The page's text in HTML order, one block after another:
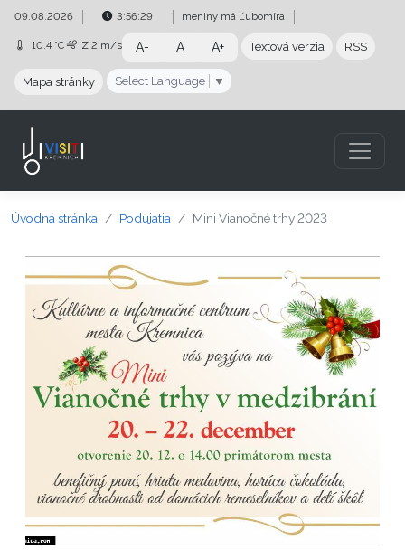
Preskočiť na obsah
Preskočiť na hlavné menu
09.08.2026 3:56:29 meniny má Ľubomíra
10.4 °C Z 2 m/s A- A A+ Textová verzia RSS
Mapa stránky Select Language ▼
Úvodná stránka Podujatia Mini Vianočné trhy 2023